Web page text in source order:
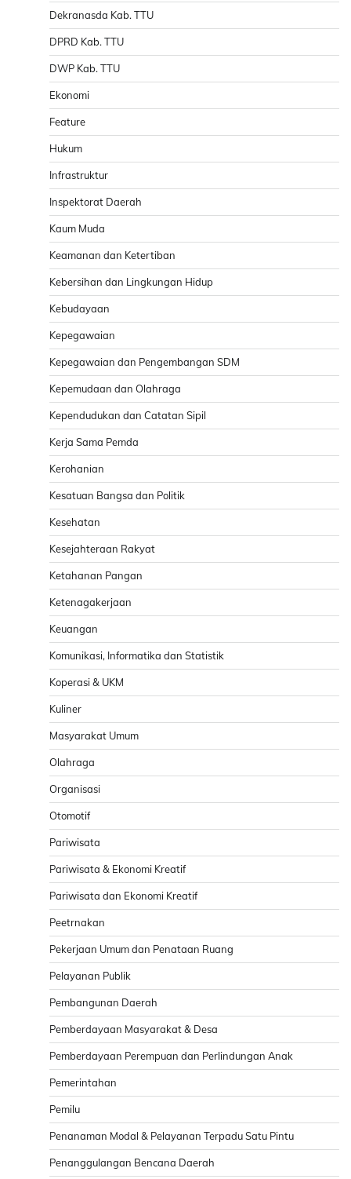
Dekranasda Kab. TTU
DPRD Kab. TTU
DWP Kab. TTU
Ekonomi
Feature
Hukum
Infrastruktur
Inspektorat Daerah
Kaum Muda
Keamanan dan Ketertiban
Kebersihan dan Lingkungan Hidup
Kebudayaan
Kepegawaian
Kepegawaian dan Pengembangan SDM
Kepemudaan dan Olahraga
Kependudukan dan Catatan Sipil
Kerja Sama Pemda
Kerohanian
Kesatuan Bangsa dan Politik
Kesehatan
Kesejahteraan Rakyat
Ketahanan Pangan
Ketenagakerjaan
Keuangan
Komunikasi, Informatika dan Statistik
Koperasi & UKM
Kuliner
Masyarakat Umum
Olahraga
Organisasi
Otomotif
Pariwisata
Pariwisata & Ekonomi Kreatif
Pariwisata dan Ekonomi Kreatif
Peetrnakan
Pekerjaan Umum dan Penataan Ruang
Pelayanan Publik
Pembangunan Daerah
Pemberdayaan Masyarakat & Desa
Pemberdayaan Perempuan dan Perlindungan Anak
Pemerintahan
Pemilu
Penanaman Modal & Pelayanan Terpadu Satu Pintu
Penanggulangan Bencana Daerah